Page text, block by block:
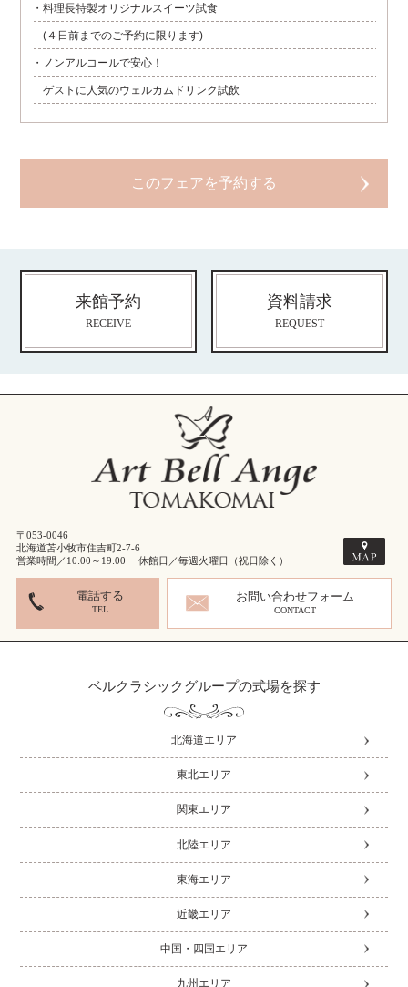
・料理長特製オリジナルスイーツ試食
(４日前までのご予約に限ります)
・ノンアルコールで安心！
ゲストに人気のウェルカムドリンク試飲
来館予約
RECEIVE
資料請求
REQUEST
〒053-0046
北海道苫小牧市住吉町2-7-6
営業時間／10:00～19:00 休館日／毎週火曜日（祝日除く）
電話する
TEL
お問い合わせフォーム
CONTACT
ベルクラシックグループの式場を探す
北海道エリア
東北エリア
関東エリア
北陸エリア
東海エリア
近畿エリア
中国・四国エリア
九州エリア